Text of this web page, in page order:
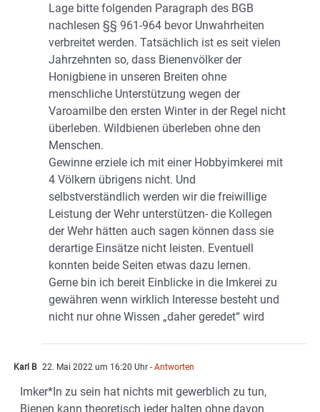
Lage bitte folgenden Paragraph des BGB
nachlesen §§ 961-964 bevor Unwahrheiten
verbreitet werden. Tatsächlich ist es seit vielen
Jahrzehnten so, dass Bienenvölker der
Honigbiene in unseren Breiten ohne
menschliche Unterstützung wegen der
Varoamilbe den ersten Winter in der Regel nicht
überleben. Wildbienen überleben ohne den
Menschen.
Gewinne erziele ich mit einer Hobbyimkerei mit
4 Völkern übrigens nicht. Und
selbstverständlich werden wir die freiwillige
Leistung der Wehr unterstützen- die Kollegen
der Wehr hätten auch sagen können dass sie
derartige Einsätze nicht leisten. Eventuell
konnten beide Seiten etwas dazu lernen.
Gerne bin ich bereit Einblicke in die Imkerei zu
gewähren wenn wirklich Interesse besteht und
nicht nur ohne Wissen „daher geredet“ wird
Karl B 22. Mai 2022 um 16:20 Uhr - Antworten
Imker*In zu sein hat nichts mit gewerblich zu tun,
Bienen kann theoretisch jeder halten ohne davon